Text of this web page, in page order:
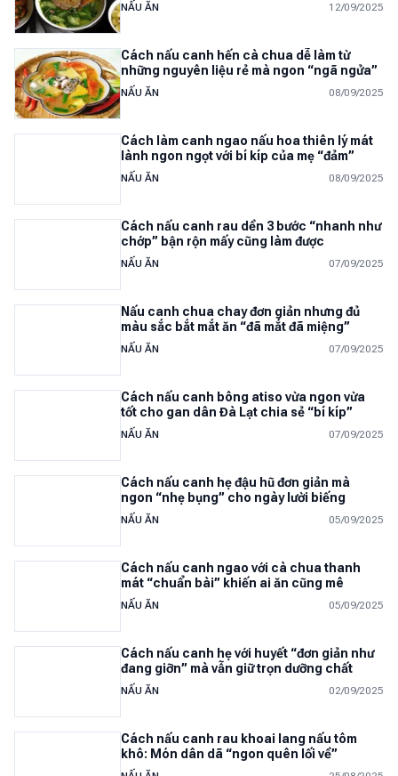
NẤU ĂN 12/09/2025
Cách nấu canh hến cà chua dễ làm từ
những nguyên liệu rẻ mà ngon “ngã ngửa”
NẤU ĂN 08/09/2025
Cách làm canh ngao nấu hoa thiên lý mát
lành ngon ngọt với bí kíp của mẹ “đảm”
NẤU ĂN 08/09/2025
Cách nấu canh rau dền 3 bước “nhanh như
chớp” bận rộn mấy cũng làm được
NẤU ĂN 07/09/2025
Nấu canh chua chay đơn giản nhưng đủ
màu sắc bắt mắt ăn “đã mắt đã miệng”
NẤU ĂN 07/09/2025
Cách nấu canh bông atiso vừa ngon vừa
tốt cho gan dân Đà Lạt chia sẻ “bí kíp”
NẤU ĂN 07/09/2025
Cách nấu canh hẹ đậu hũ đơn giản mà
ngon “nhẹ bụng” cho ngày lười biếng
NẤU ĂN 05/09/2025
Cách nấu canh ngao với cà chua thanh
mát “chuẩn bài” khiến ai ăn cũng mê
NẤU ĂN 05/09/2025
Cách nấu canh hẹ với huyết “đơn giản như
đang giỡn” mà vẫn giữ trọn dưỡng chất
NẤU ĂN 02/09/2025
Cách nấu canh rau khoai lang nấu tôm
khô: Món dân dã “ngon quên lối về”